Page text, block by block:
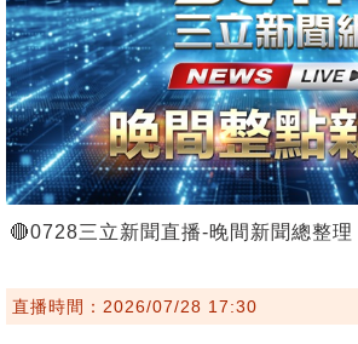
🔴0728三立新聞直播-晚間新聞總整理
直播時間：2026/07/28 17:30